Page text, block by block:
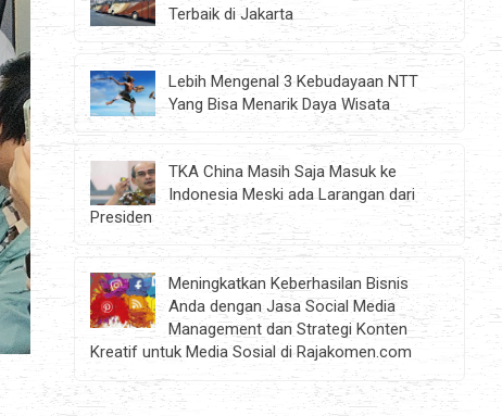
Terbaik di Jakarta
Lebih Mengenal 3 Kebudayaan NTT
Yang Bisa Menarik Daya Wisata
TKA China Masih Saja Masuk ke
Indonesia Meski ada Larangan dari
Presiden
Meningkatkan Keberhasilan Bisnis
Anda dengan Jasa Social Media
Management dan Strategi Konten
Kreatif untuk Media Sosial di Rajakomen.com